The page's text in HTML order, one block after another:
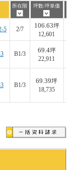
所在階 坪数/坪単価
5 2/7
106.63坪
12,601
B1/3
69.4坪
22,911
B1/3
69.39坪
18,735